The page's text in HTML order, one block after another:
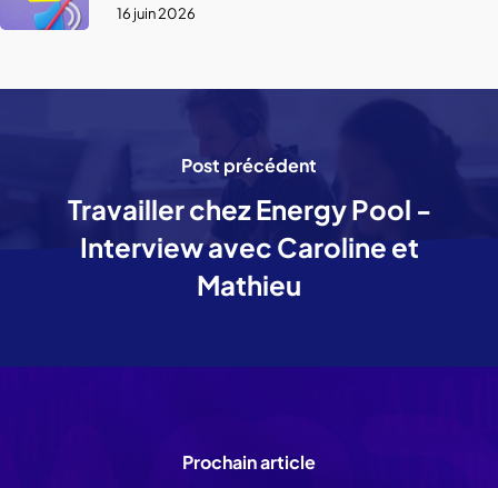
16 juin 2026
Post précédent
Travailler chez Energy Pool -
Interview avec Caroline et
Mathieu
Prochain article